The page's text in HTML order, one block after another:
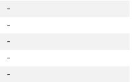
-
-
-
-
-